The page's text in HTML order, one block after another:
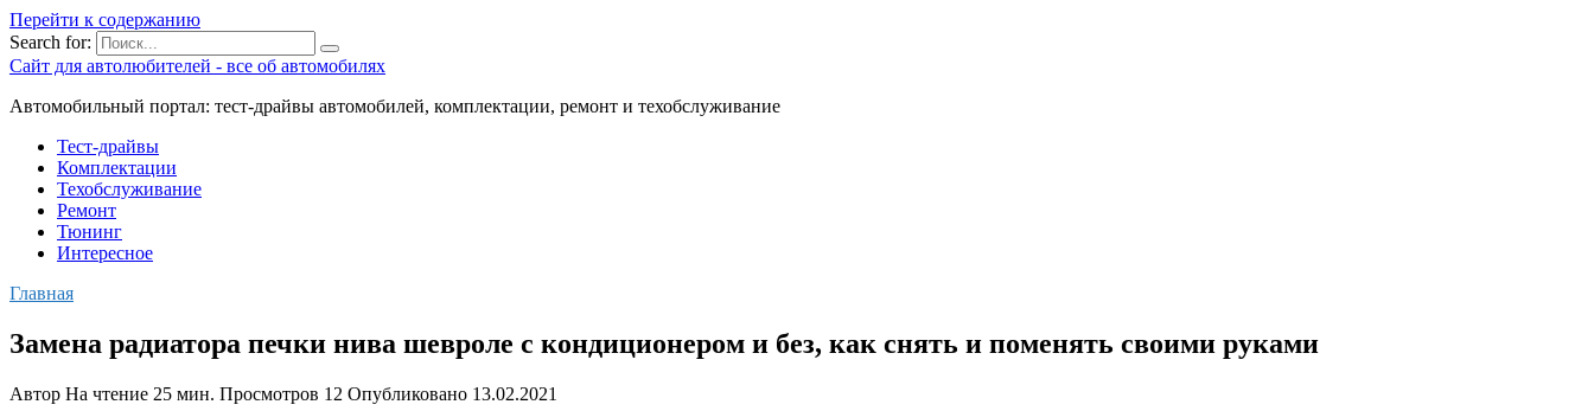
Перейти к содержанию
Search for:
Сайт для автолюбителей - все об автомобилях
Автомобильный портал: тест-драйвы автомобилей, комплектации, ремонт и техобслуживание
Тест-драйвы
Комплектации
Техобслуживание
Ремонт
Тюнинг
Интересное
Главная
Замена радиатора печки нива шевроле с кондиционером и без, как снять и поменять своими руками
Автор На чтение 25 мин. Просмотров 12 Опубликовано 13.02.2021